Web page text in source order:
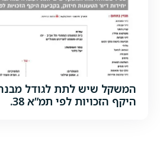
המשקל שיש לתת לגודל
היקף הזכויות לפי תמ”א 38.